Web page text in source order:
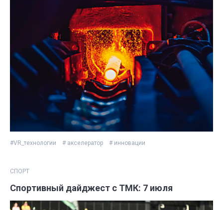
#VR_технологии # акселератор # инновации
СПОРТ
Спортивный дайджест с ТМК: 7 июля